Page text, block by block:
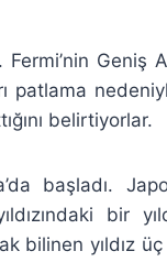
Fermi’nin
patlama
belirtiyorlar.
başladı.
bir
bilinen yıldız